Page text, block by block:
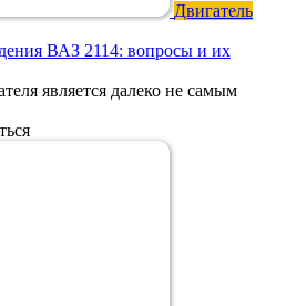
Двигатель
ВАЗ 2114: вопросы и их
является далеко не самым